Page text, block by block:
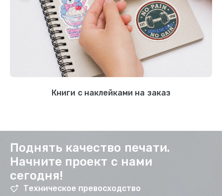
Книги с наклейками на заказ
Поднять качество печати.
Начните проект с нами
сегодня!
Техническое превосходство